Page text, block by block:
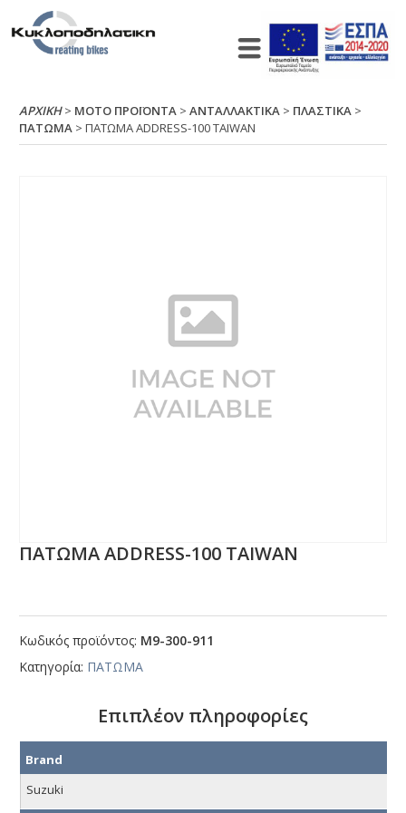
ΑΡΧΙΚΉ> ΜΟΤΟ ΠΡΟΪΟΝΤΑ >ΑΝΤΑΛΛΑΚΤΙΚΑ > ΠΛΑΣΤΙΚΑ >
ΠΑΤΩΜΑ > ΠΑΤΩΜΑ ΑDDRΕSS-100 ΤΑΙWΑΝ
ΠΑΤΩΜΑ ΑDDRΕSS-100 ΤΑΙWΑΝ
Κωδικός προϊόντος: Μ9-300-911
Κατηγορία: ΠΑΤΩΜΑ
Επιπλέον πληροφορίες
Brand
Suzuki